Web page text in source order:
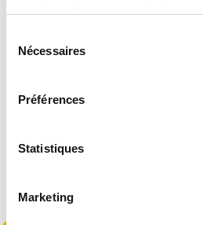
services. Vous consentez à nos
Nécessaires
Préférences
Statistiques
Marketing